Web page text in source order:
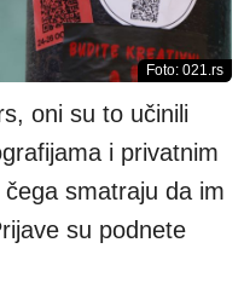
Foto: 021.rs
oni su to učinili
i privatnim
smatraju da im
su podnete